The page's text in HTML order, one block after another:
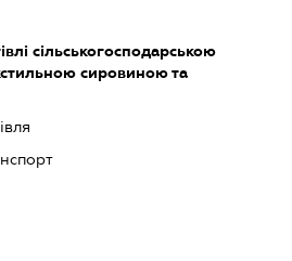
сільськогосподарською
сировиною та